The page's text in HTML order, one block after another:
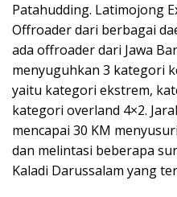
Patahudding. Latimojong
Offroader dari berbagai
ada offroader dari Jawa
menyuguhkan 3 kategori
yaitu kategori ekstrem,
kategori overland 4×2.
mencapai 30 KM
dan melintasi beberapa
Kaladi Darussalam yang